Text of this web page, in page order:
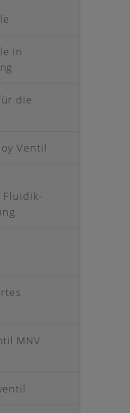
in
die
Ventil
Fluidik-
MNV